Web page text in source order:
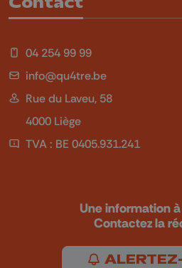
04 254 99 99
info@qu4tre.be
Rue du Laveu, 58
4000 Liège
TVA : BE 0405.931.241
Une information
Contactez la